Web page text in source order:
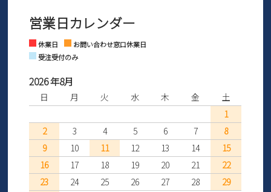
さい。
※土日祝はお問い合わせ窓口休業日となります。
Facebook Instagram
営業日カレンダー
休業日
お問い合わせ窓口休業日
受注受付のみ
2026 年8月
日 月 火 水 木 金
土
1
2
3 4 5 6 7
8
9
10 11 12 13 14
15
16
17 18 19 20 21
22
23
24 25 26 27 28
29